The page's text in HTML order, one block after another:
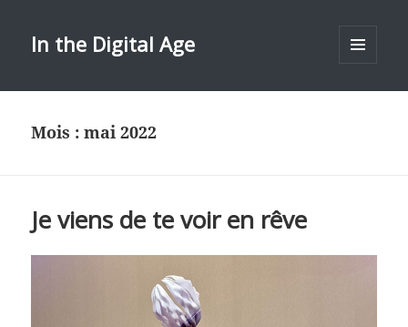
In the Digital Age
Mois :mai 2022
Je viens de te voir en rêve